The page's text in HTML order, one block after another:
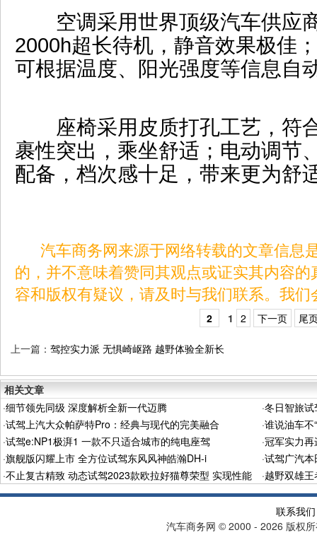
空调采用世界顶级汽车供应
2000h超长待机，静音效果极佳
可根据温度、阳光强度等信息自
座椅采用皮质打孔工艺，符
裹性突出，乘坐舒适；电动调节
配备，档次感十足，带来更为舒
汽车商务网来源于网络转载的文章信息
的，并不意味着赞同其观点或证实其内容
容和版权有疑议，请及时与我们联系。我
2 1 2 下一页 尾
上一篇： 驾控实力派 无惧崎岖路 越野体验全新长
相关文章
·细节领先同级 深度解析全新一代迈腾 ·冬日智旅
·试驾上汽大众帕萨特Pro：经典与现代的完美融合 ·谁说油车不
·试驾e:NP1极湃1 一款不只适合城市的纯电座驾 ·冠军实力
·旗舰版闪耀上市 全方位试驾东风风神皓瀚DH-i ·试驾广汽
·不止复古精致 动态试驾2023款欧拉好猫尊荣型 实现性能
自由
·越野双雄
联系我们
汽车商务网 © 2000 - 2026 版权